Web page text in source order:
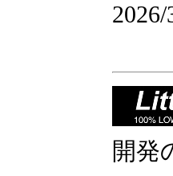
開発